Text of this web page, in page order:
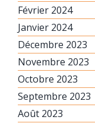
Février 2024
Janvier 2024
Décembre 2023
Novembre 2023
Octobre 2023
Septembre 2023
Août 2023